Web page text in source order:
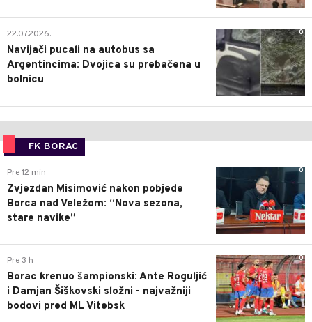
0
22.07.2026.
Navijači pucali na autobus sa
Argentincima: Dvojica su prebačena u
bolnicu
FK BORAC
0
Pre 12 min
Zvjezdan Misimović nakon pobjede
Borca nad Veležom: “Nova sezona,
stare navike”
0
Pre 3 h
Borac krenuo šampionski: Ante Roguljić
i Damjan Šiškovski složni - najvažniji
bodovi pred ML Vitebsk